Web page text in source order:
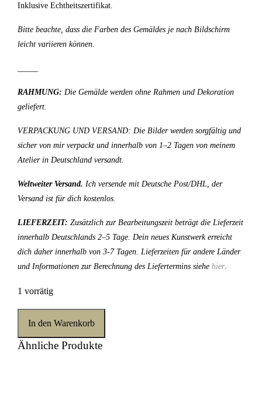
Inklusive Echtheitszertifikat.
Bitte beachte, dass die Farben des Gemäldes je nach Bildschirm
leicht variieren können.
RAHMUNG: Die Gemälde werden ohne Rahmen und Dekoration
geliefert.
VERPACKUNG UND VERSAND: Die Bilder werden sorgfältig und
sicher von mir verpackt und innerhalb von 1–2 Tagen von meinem
Atelier in Deutschland versandt.
Weltweiter Versand. Ich versende mit Deutsche Post/DHL, der
Versand ist für dich kostenlos.
LIEFERZEIT: Zusätzlich zur Bearbeitungszeit beträgt die Lieferzeit
innerhalb Deutschlands 2–5 Tage. Dein neues Kunstwerk erreicht
dich daher innerhalb von 3-7 Tagen. Lieferzeiten für andere Länder
und Informationen zur Berechnung des Liefertermins siehe hier.
1 vorrätig
In den Warenkorb
Ähnliche Produkte